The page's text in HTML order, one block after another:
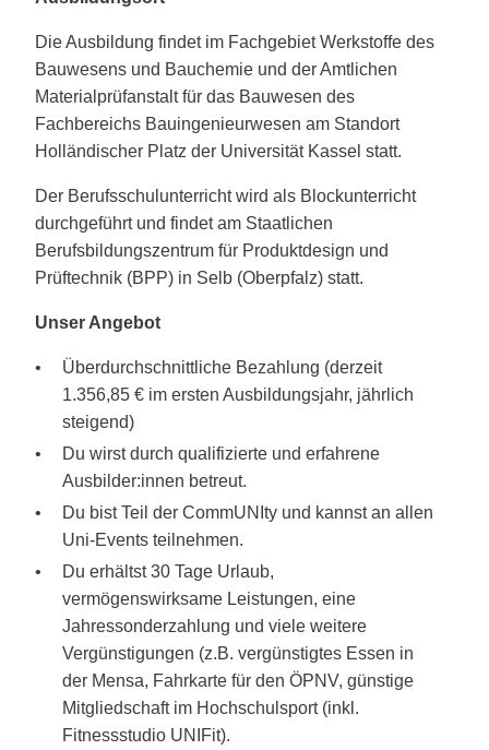
Die Ausbildung findet im Fachgebiet Werkstoffe des
Bauwesens und Bauchemie und der Amtlichen
Materialprüfanstalt für das Bauwesen des
Fachbereichs Bauingenieurwesen am Standort
Holländischer Platz der Universität Kassel statt.
Der Berufsschulunterricht wird als Blockunterricht
durchgeführt und findet am Staatlichen
Berufsbildungszentrum für Produktdesign und
Prüftechnik (BPP) in Selb (Oberpfalz) statt.
Unser Angebot
Überdurchschnittliche Bezahlung (derzeit
1.356,85 € im ersten Ausbildungsjahr, jährlich
steigend)
Du wirst durch qualifizierte und erfahrene
Ausbilder:innen betreut.
Du bist Teil der CommUNIty und kannst an allen
Uni-Events teilnehmen.
Du erhältst 30 Tage Urlaub,
vermögenswirksame Leistungen, eine
Jahressonderzahlung und viele weitere
Vergünstigungen (z.B. vergünstigtes Essen in
der Mensa, Fahrkarte für den ÖPNV, günstige
Mitgliedschaft im Hochschulsport (inkl.
Fitnessstudio UNIFit).